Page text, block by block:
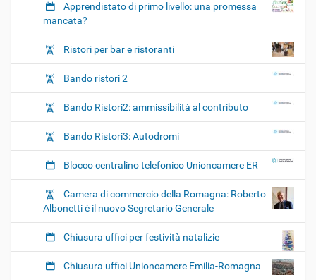
Apprendistato di primo livello: una promessa
mancata?
Ristori per bar e ristoranti
Bando ristori 2
Bando Ristori2: ammissibilità al contributo
Bando Ristori3: Autodromi
Blocco centralino telefonico Unioncamere ER
Camera di commercio della Romagna: Roberto
Albonetti è il nuovo Segretario Generale
Chiusura uffici per festività natalizie
Chiusura uffici Unioncamere Emilia-Romagna